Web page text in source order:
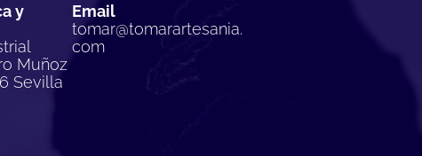
y
Muñoz
Sevilla
Email
tomar@tomarartesania.
com